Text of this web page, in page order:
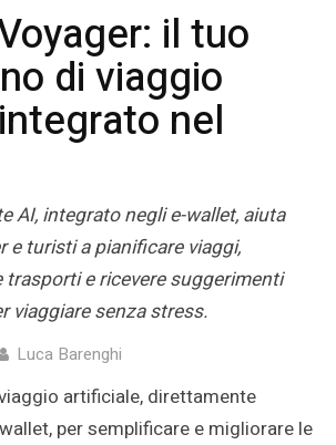
il tuo
di viaggio
nel
AI, integrato negli e-wallet, aiuta
e turisti a pianificare viaggi,
trasporti e ricevere suggerimenti
viaggiare senza stress.
Luca Barenghi
artificiale, direttamente
per semplificare e migliorare le